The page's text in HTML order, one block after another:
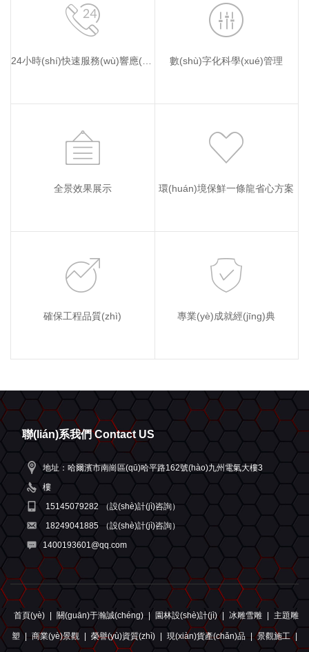
數(shù)字化科學(xué)管理
全景效果展示 環(huán)境保鮮一條龍省心方案
確保工程品質(zhì) 專業(yè)成就經(jīng)典
聯(lián)系我們 Contact US
地址：哈爾濱市南崗區(qū)哈平路162號(hào)九州電氣大樓3
樓
15145079282
（設(shè)計(jì)咨詢）
18249041885
（設(shè)計(jì)咨詢）
1400193601@qq.com
首頁(yè) 關(guān)于瀚誠(chéng) | 園林設(shè)計(jì) | 冰雕雪雕 主題雕
塑 | 商業(yè)景觀 榮譽(yù)資質(zhì) 現(xiàn)貨產(chǎn)品 | 景觀施工 |